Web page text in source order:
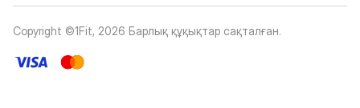
Copyright ©1Fit, 2026 Барлық құқықтар сақталған.